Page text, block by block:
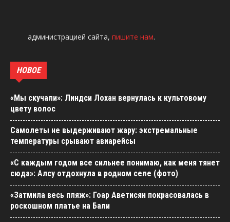
администрацией сайта, пишите нам.
НОВОЕ
«Мы скучали»: Линдси Лохан вернулась к культовому
цвету волос
Самолеты не выдерживают жару: экстремальные
температуры срывают авиарейсы
«С каждым годом все сильнее понимаю, как меня тянет
сюда»: Алсу отдохнула в родном селе (фото)
«Затмила весь пляж»: Гоар Аветисян покрасовалась в
роскошном платье на Бали